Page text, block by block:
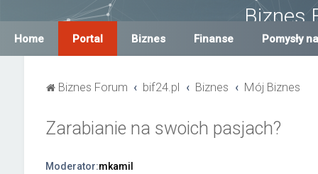
Biznes
Największe Biznes
Home Portal Biznes Finanse Pomysły
Biznes Forum bif24.pl Biznes Mój Biznes
Zarabianie na swoich pasjach?
Moderator:mkamil